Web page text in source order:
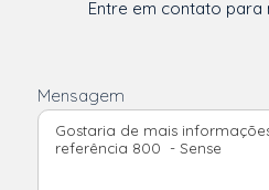
Entre em contato
Mensagem